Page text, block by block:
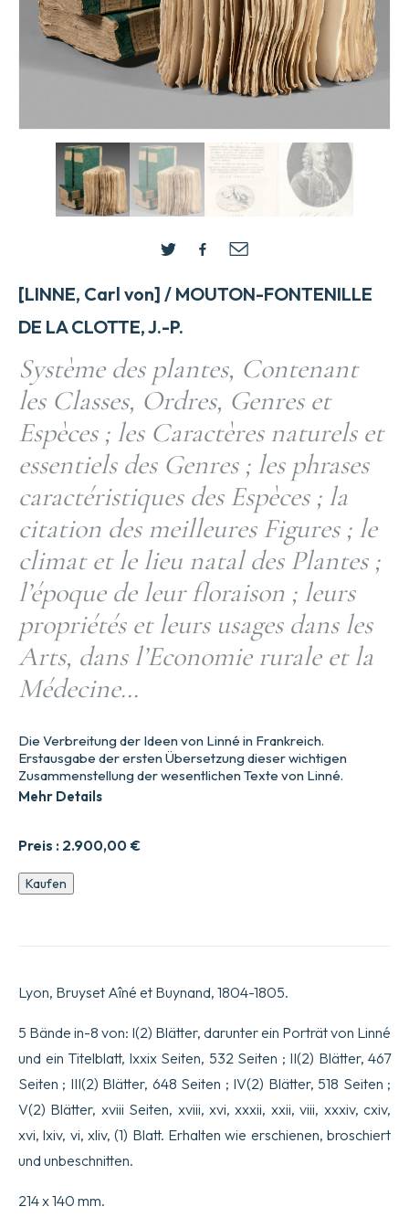
[LINNE, Carl von] / MOUTON-FONTENILLE
DE LA CLOTTE, J.-P.
Système des plantes, Contenant
les Classes, Ordres, Genres et
Espèces ; les Caractères naturels et
essentiels des Genres ; les phrases
caractéristiques des Espèces ; la
citation des meilleures Figures ; le
climat et le lieu natal des Plantes ;
l’époque de leur floraison ; leurs
propriétés et leurs usages dans les
Arts, dans l’Economie rurale et la
Médecine…
Preis : 2.900,00 €
Die Verbreitung der Ideen von Linné in Frankreich.
Erstausgabe der ersten Übersetzung dieser wichtigen
Zusammenstellung der wesentlichen Texte von Linné.
Mehr Details
Système
des
Genres
Espèces
les
Caractères
naturels
et
essentiels
des
Genres
les
phrases
Kaufen
Lyon, Bruyset Aîné et Buynand, 1804-1805.
5 Bände in-8 von: I(2) Blätter, darunter ein Porträt von Linné
und ein Titelblatt, lxxix Seiten, 532 Seiten ; II(2) Blätter, 467
Seiten ; III(2) Blätter, 648 Seiten ; IV(2) Blätter, 518 Seiten ;
V(2) Blätter, xviii Seiten, xviii, xvi, xxxii, xxii, viii, xxxiv, cxiv,
xvi, lxiv, vi, xliv, (1) Blatt. Erhalten wie erschienen, broschiert
und unbeschnitten.
214 x 140 mm.